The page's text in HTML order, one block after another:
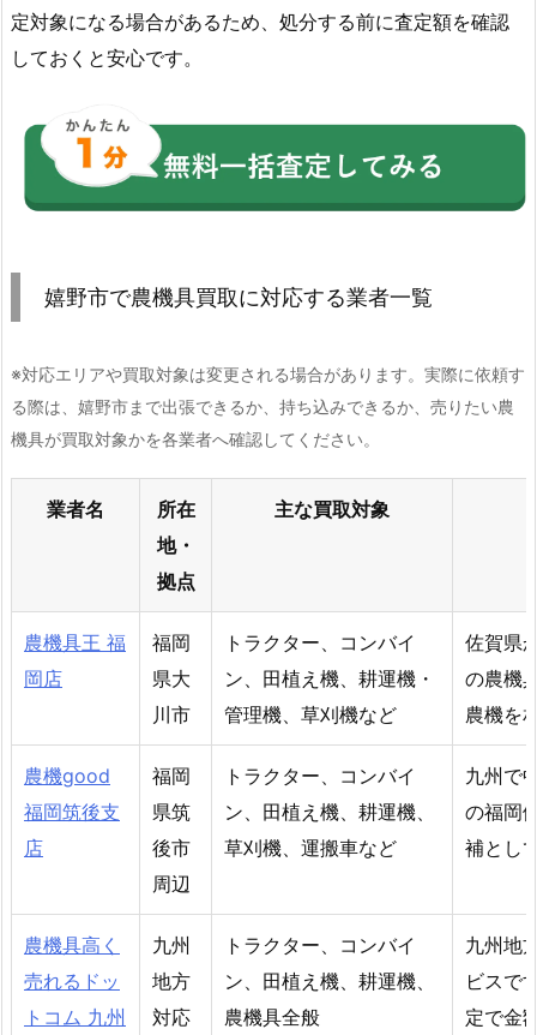
定対象になる場合があるため、処分する前に査定額を確認
しておくと安心です。
嬉野市で農機具買取に対応する業者一覧
※対応エリアや買取対象は変更される場合があります。実際に依頼す
る際は、嬉野市まで出張できるか、持ち込みできるか、売りたい農
機具が買取対象かを各業者へ確認してください。
業者名
所在
地・
拠点
主な買取対象
農機具王 福
岡店
福岡
県大
川市
トラクター、コンバイ
ン、田植え機、耕運機・
管理機、草刈機など
佐賀県
の農機
農機を
農機good
福岡筑後支
店
福岡
県筑
後市
周辺
トラクター、コンバイ
ン、田植え機、耕運機、
草刈機、運搬車など
九州で
の福岡
補とし
農機具高く
売れるドッ
トコム 九州
九州
地方
対応
トラクター、コンバイ
ン、田植え機、耕運機、
農機具全般
九州地
ビスで
定で金